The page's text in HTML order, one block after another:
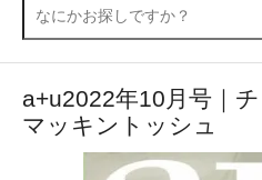
a+u2022年10月号｜
マッキントッシュ